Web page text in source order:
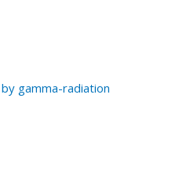
gamma-radiation